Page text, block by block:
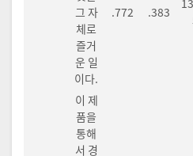
그 자
체로
즐거
운 일
이다.
.772 .383
이 제
품을
통해
서 경